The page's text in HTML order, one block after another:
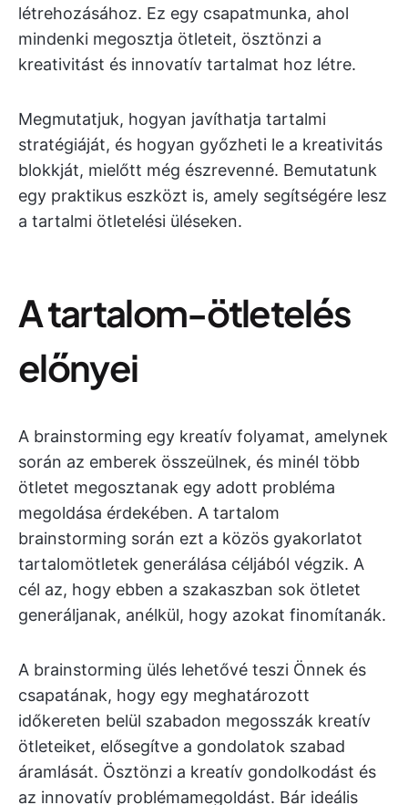
létrehozásához. Ez egy csapatmunka, ahol
mindenki megosztja ötleteit, ösztönzi a
kreativitást és innovatív tartalmat hoz létre.
Megmutatjuk, hogyan javíthatja tartalmi
stratégiáját, és hogyan győzheti le a kreativitás
blokkját, mielőtt még észrevenné. Bemutatunk
egy praktikus eszközt is, amely segítségére lesz
a tartalmi ötletelési üléseken.
A tartalom-ötletelés
előnyei
A brainstorming egy kreatív folyamat, amelynek
során az emberek összeülnek, és minél több
ötletet megosztanak egy adott probléma
megoldása érdekében. A tartalom
brainstorming során ezt a közös gyakorlatot
tartalomötletek generálása céljából végzik. A
cél az, hogy ebben a szakaszban sok ötletet
generáljanak, anélkül, hogy azokat finomítanák.
A brainstorming ülés lehetővé teszi Önnek és
csapatának, hogy egy meghatározott
időkereten belül szabadon megosszák kreatív
ötleteiket, elősegítve a gondolatok szabad
áramlását. Ösztönzi a kreatív gondolkodást és
az innovatív problémamegoldást. Bár ideális